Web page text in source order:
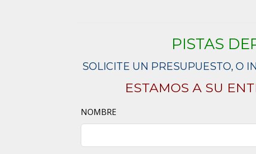
PISTAS
SOLICITE UN PRESUPUESTO, O
ESTAMOS A SU
LEAVE
NOMBRE